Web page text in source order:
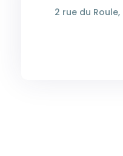
2 rue du Roule,